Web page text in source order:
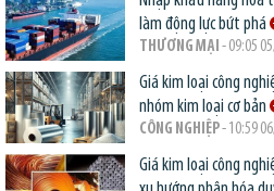
làm động lực bứt phá
THƯƠNG MẠI - 09:05
Giá kim loại công
nhóm kim loại cơ bản
CÔNG NGHIỆP- 10:59
Giá kim loại công